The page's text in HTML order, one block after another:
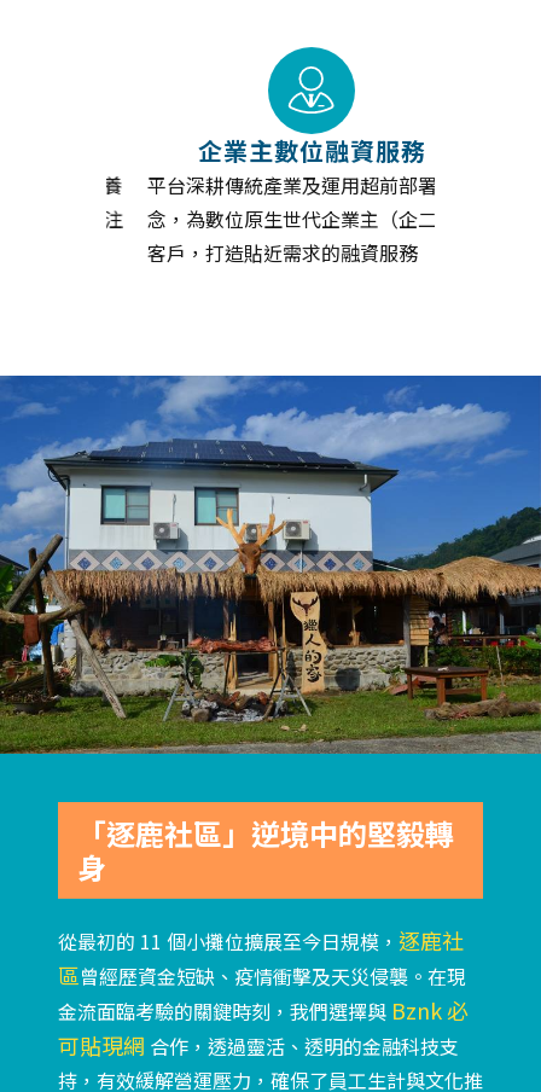
「逐鹿社區」逆境中的堅毅轉
身
從最初的 11 個小攤位擴展至今日規模， 逐鹿社
區曾經歷資金短缺、疫情衝擊及天災侵襲。在現
金流面臨考驗的關鍵時刻，我們選擇與 Bznk 必
可貼現網 合作，透過靈活、透明的金融科技支
持，有效緩解營運壓力，確保了員工生計與文化推